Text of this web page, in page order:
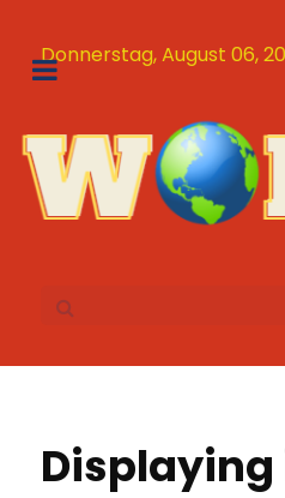
Donnerstag, August 06,